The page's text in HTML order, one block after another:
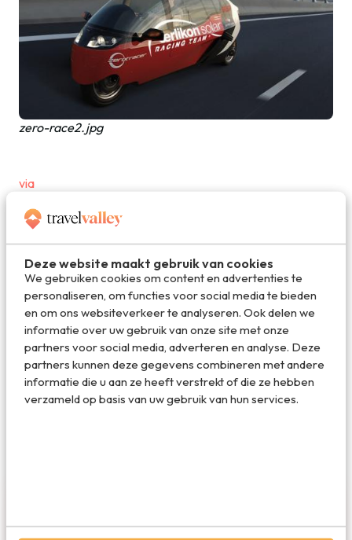
Deze website maakt gebruik van cookies
We gebruiken cookies om content en advertenties te
personaliseren, om functies voor social media te bieden
en om ons websiteverkeer te analyseren. Ook delen we
informatie over uw gebruik van onze site met onze
partners voor social media, adverteren en analyse. Deze
partners kunnen deze gegevens combineren met andere
informatie die u aan ze heeft verstrekt of die ze hebben
verzameld op basis van uw gebruik van hun services.
zero-race2.jpg
via
Deel dit artikel
Deel via E-mail
Deel op WhatsApp